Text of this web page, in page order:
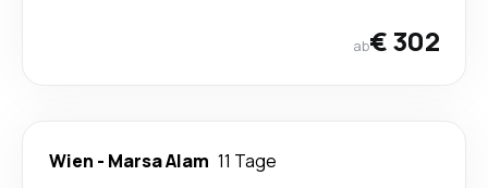
ab€ 302
Wien - Marsa Alam 11 Tage